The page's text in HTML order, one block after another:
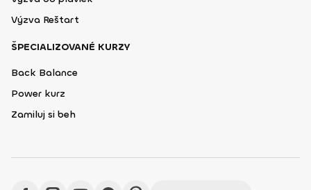
Výzva Reštart
ŠPECIALIZOVANÉ KURZY
Back Balance
Power kurz
Zamiluj si beh